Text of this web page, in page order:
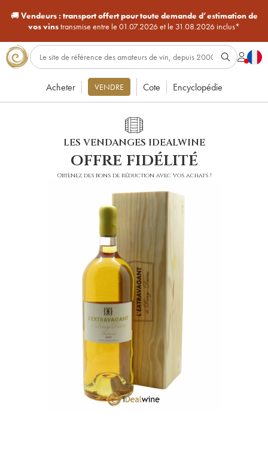
🚚Vendeurs : transport offert pour toute demande d’estimation de
vos vinstransmise entre le 01.07.2026 et le 31.08.2026 inclus*
Acheter VENDRE Cote Encyclopédie
LES VENDANGES IDEALWINE
offre fidélité
Obtenez des bons de réduction avec vos achats !